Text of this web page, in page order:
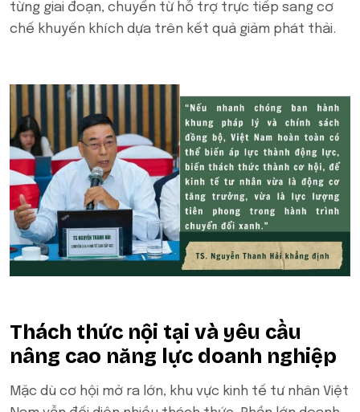
từng giai đoạn, chuyển từ hỗ trợ trực tiếp sang cơ
chế khuyến khích dựa trên kết quả giảm phát thải.
Thách thức nội tại và yêu cầu
nâng cao năng lực doanh nghiệp
Mặc dù cơ hội mở ra lớn, khu vực kinh tế tư nhân Việt